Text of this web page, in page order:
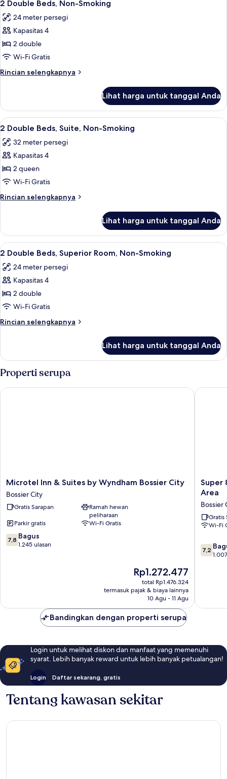
Room,
Non-
semua
foto
untuk
2
Double
Beds,
Non-
2 Double Beds, Non-Smoking
24 meter persegi
Kapasitas 4
2 double
Wi-Fi Gratis
Rincian selengkapnya
Rincian
2
Double
Beds,
Smoking
Lihat harga untuk tanggal Anda
Lihat
semua
foto
untuk
2
Double
Beds,
Suite,
Smoking
2 Double Beds, Suite, Non-Smoking
7
2 Double Beds, Suite, Non-Smoking
32 meter persegi
Kapasitas 4
2 queen
Wi-Fi Gratis
Rincian selengkapnya
Rincian
2
Double
Beds,
Non-
Smoking
Lihat harga untuk tanggal Anda
Lihat
semua
foto
untuk
2
Double
Beds,
Superior
Non-
Smoking
Meja kerja, ruang kerja ramah
10
2 Double Beds, Superior Room, Non-Smoking
24 meter persegi
Kapasitas 4
2 double
Wi-Fi Gratis
Rincian selengkapnya
Rincian
2
Double
Beds,
Superior
Room,
Lihat harga untuk tanggal Anda
Properti serupa
Microtel
Inn
&
Suites
Wyndham
Bossier
City
Microtel Inn & Suites by Wyndham Bossier City
Bossier City
Gratis Sarapan
Ramah hewan
peliharaan
Parkir gratis
Wi-Fi Gratis
7.8
dari
7,8 Bagus
1.245 ulasan
Harga
sekarang
Rp1.272.477
Rp1.272.477
total Rp1.476.324
termasuk pajak & biaya lainnya
10 Agu - 11 Agu
Microtel Inn & Suites by Wyndham Bossier City
Super
8
Bossier
City/
Bossier
City
Super
Area
Bossier
Gratis
Wi-Fi
7.2
dari
7,2
Super 8
Bandingkan dengan properti serupa
Login untuk melihat diskon dan manfaat yang memenuhi
syarat. Lebih banyak reward untuk lebih banyak petualangan!
Login Daftar sekarang, gratis
Tentang kawasan sekitar